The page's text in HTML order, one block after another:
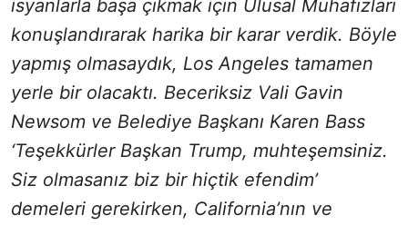
isyanlarla başa çıkmak için Ulusal Muhafızları
konuşlandırarak harika bir karar verdik. Böyle
yapmış olmasaydık, Los Angeles tamamen
yerle bir olacaktı. Beceriksiz Vali Gavin
Newsom ve Belediye Başkanı Karen Bass
‘Teşekkürler Başkan Trump, muhteşemsiniz.
Siz olmasanız biz bir hiçtik efendim’
demeleri gerekirken, California’nın ve